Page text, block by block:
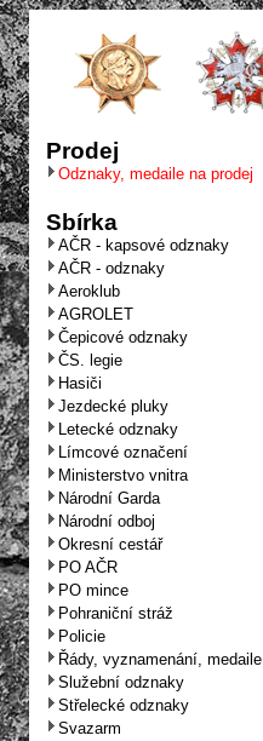
Prodej
Odznaky, medaile na prodej
Sbírka
AČR - kapsové odznaky
AČR - odznaky
Aeroklub
AGROLET
Čepicové odznaky
ČS. legie
Hasiči
Jezdecké pluky
Letecké odznaky
Límcové označení
Ministerstvo vnitra
Národní Garda
Národní odboj
Okresní cestář
PO AČR
PO mince
Pohraniční stráž
Policie
Řády, vyznamenání, medaile
Služební odznaky
Střelecké odznaky
Svazarm